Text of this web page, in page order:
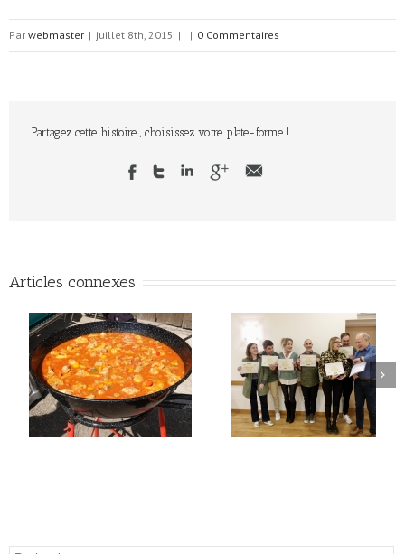
Par webmaster | juillet 8th, 2015 | | 0 Commentaires
Partagez cette histoire , choisissez votre plate-forme !
Articles connexes